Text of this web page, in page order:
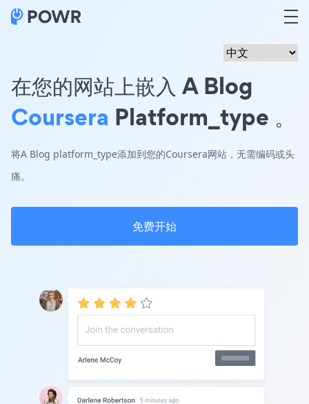
在您的网站上嵌入 A Blog
Coursera Platform_type 。
将A Blog platform_type添加到您的Coursera网站，无需编码或头
痛。
免费开始